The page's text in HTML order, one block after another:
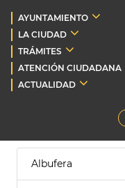
AYUNTAMIENTO
LA CIUDAD
TRÁMITES
ATENCIÓN CIUDADANA
ACTUALIDAD
Albufera